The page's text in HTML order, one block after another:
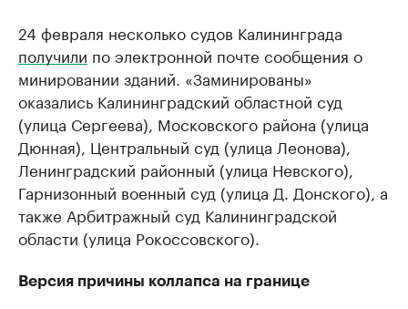
24 февраля несколько судов Калининграда
получили по электронной почте сообщения о
минировании зданий. «Заминированы»
оказались Калининградский областной суд
(улица Сергеева), Московского района (улица
Дюнная), Центральный суд (улица Леонова),
Ленинградский районный (улица Невского),
Гарнизонный военный суд (улица Д. Донского), а
также Арбитражный суд Калининградской
области (улица Рокоссовского).
Версия причины коллапса на границе